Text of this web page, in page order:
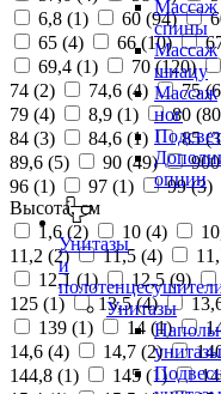
Массаж
спины
Массаж
шиацу
Массаж
ног
опции
Унитазы
и
Унитазы
унитазы
6,8 (1) 60 (94)
65 (4) 66 (10)
69,4 (1) 70 (120)
74 (2) 74,6 (4) 75 (
79 (4) 8,9 (1) 80 (80
84 (3) 84,6 (1) 85 (3
89,6 (5) 90 (49)
96 (1) 97 (1) 99 (3)
Высота, см
1,6 (2) 10 (4)
11,2 (2) 11,5 (4)
12,1 (1) 12,5 (9)
125 (1) 13,5 (4)
139 (1) 14 (1)
14,6 (4) 14,7 (2)
144,8 (1) 145 (1)